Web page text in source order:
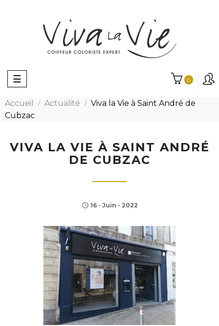
0
Basculer
la
navigation
☰
Accueil Actualité
Viva la Vie à Saint André de
Cubzac
VIVA LA VIE À SAINT ANDRÉ
DE CUBZAC
 16 - Juin - 2022